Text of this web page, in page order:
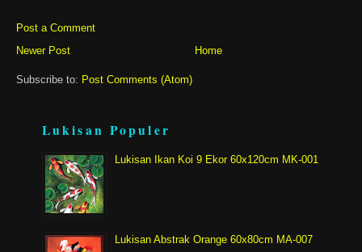
Post a Comment
Newer Post
Home
Subscribe to: Post Comments (Atom)
Lukisan Populer
Lukisan Ikan Koi 9 Ekor 60x120cm MK-001
Lukisan Abstrak Orange 60x80cm MA-007